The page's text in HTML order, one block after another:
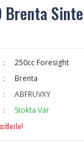
250cc Foresight
Brenta
ABFRUVXY
Stokta Var